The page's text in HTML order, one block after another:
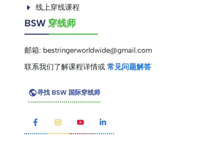
线上穿线课程
BSW 穿线师
邮箱: bestringerworldwide@gmail.com
联系我们了解课程详情或 常见问题解答
寻找 BSW 国际穿线师